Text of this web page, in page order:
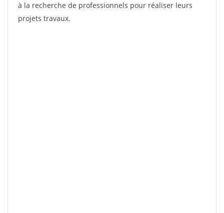
à la recherche de professionnels pour réaliser leurs
projets travaux.